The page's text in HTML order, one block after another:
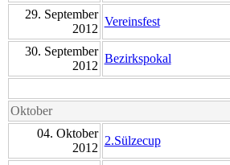
29. September
2012
Vereinsfest
30. September
2012
Bezirkspokal
Oktober
04. Oktober
2012
2.Sülzecup